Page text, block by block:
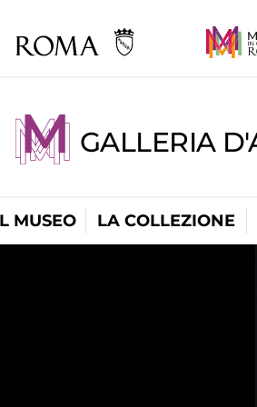
GALLERIA
MUSEO LA COLLEZIONE